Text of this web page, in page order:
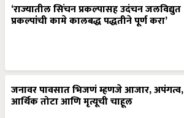
‘राज्यातील सिंचन प्रकल्पासह उदंचन जलविद्युत
प्रकल्पांची कामे कालबद्ध पद्धतीने पूर्ण करा’
जनावर पावसात भिजणं म्हणजे आजार, अपंगत्व,
आर्थिक तोटा आणि मृत्यूची चाहूल